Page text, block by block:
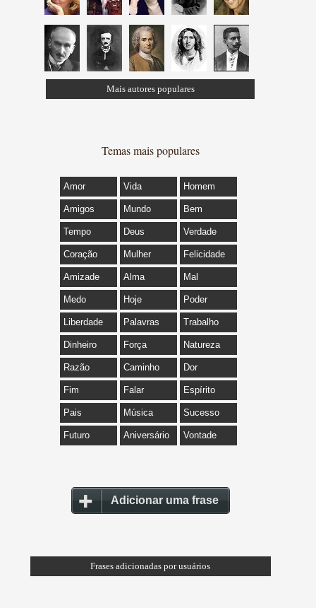
Mais autores populares
Temas mais populares
Amor Vida Homem
Amigos Mundo Bem
Tempo Deus Verdade
Coração Mulher Felicidade
Amizade Alma Mal
Medo Hoje Poder
Liberdade Palavras Trabalho
Dinheiro Força Natureza
Razão Caminho Dor
Fim Falar Espírito
Pais Música Sucesso
Futuro Aniversário Vontade
Adicionar uma frase
Frases adicionadas por usuários